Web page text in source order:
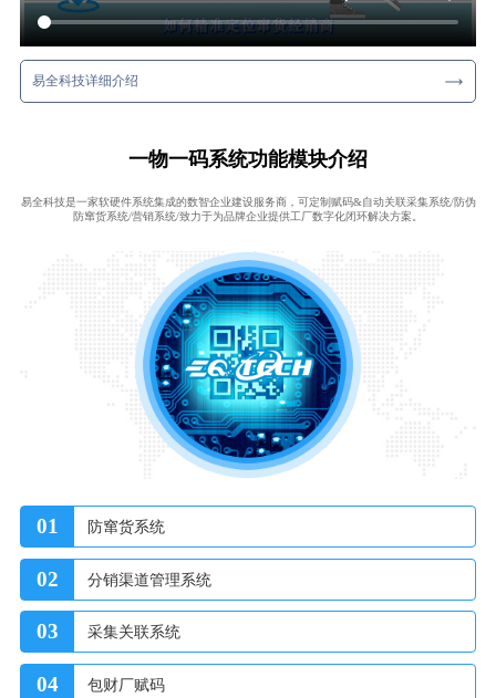
易全科技详细介绍
一物一码系统功能模块介绍
易全科技是一家软硬件系统集成的数智企业建设服务商，可定制赋码&自动关联采集系统/防伪
防窜货系统/营销系统/致力于为品牌企业提供工厂数字化闭环解决方案。
01 防窜货系统
02 分销渠道管理系统
03 采集关联系统
04 包财厂赋码